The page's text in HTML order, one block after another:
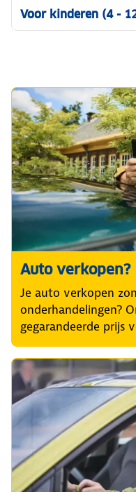
Voor kinderen (4 -
Auto verkopen?
Je auto verkopen
onderhandelingen?
gegarandeerde prijs